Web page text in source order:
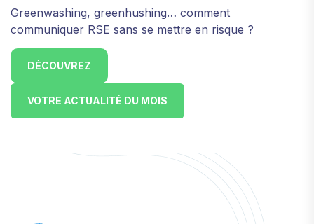
Greenwashing, greenhushing… comment
communiquer RSE sans se mettre en risque ?
DÉCOUVREZ
VOTRE ACTUALITÉ DU MOIS